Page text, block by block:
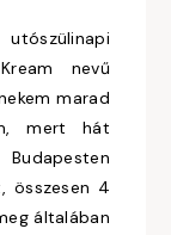
nevű
marad
mert hát
összesen 4
általában